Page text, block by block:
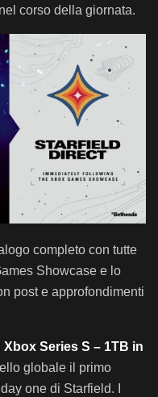
corso della giornata.
completo con tutte
Showcase e lo
post e approfondimenti
Xbox Series S – 1TB in
globale il primo
one di Starfield. I